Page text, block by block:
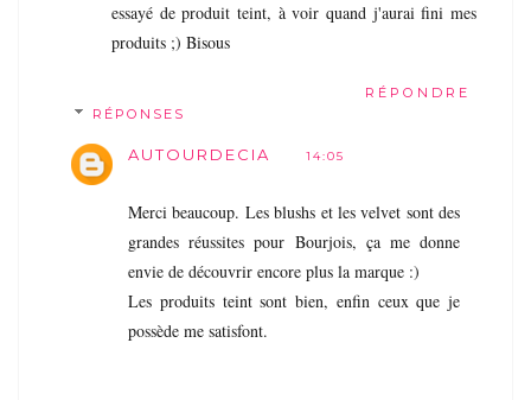
essayé de produit teint, à voir quand j'aurai fini mes
produits ;) Bisous
RÉPONDRE
RÉPONSES
AUTOURDECIA 14:05
Merci beaucoup. Les blushs et les velvet sont des
grandes réussites pour Bourjois, ça me donne
envie de découvrir encore plus la marque :)
Les produits teint sont bien, enfin ceux que je
possède me satisfont.